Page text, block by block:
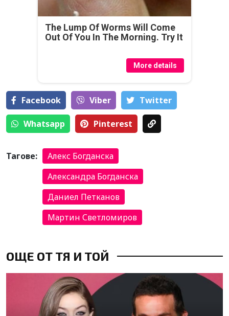
The Lump Of Worms Will Come
Out Of You In The Morning. Try It
More details
Facebook Viber Тwitter
Whatsapp Pinterest
Тагове:
Алекс Богданска
Александра Богданска
Даниел Петканов
Мартин Светломиров
ОЩЕ ОТ ТЯ И ТОЙ